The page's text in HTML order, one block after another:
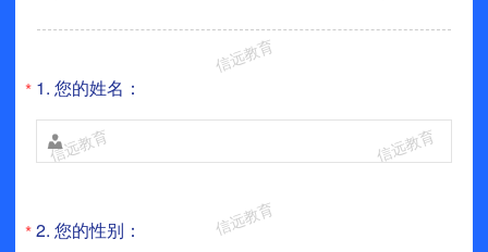
* 1. 您的姓名：

*2. 您的性别：